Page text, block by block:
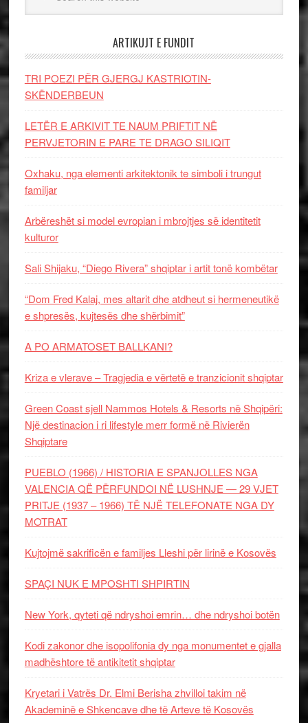
ARTIKUJT E FUNDIT
TRI POEZI PËR GJERGJ KASTRIOTIN-
SKËNDERBEUN
LETËR E ARKIVIT TE NAUM PRIFTIT NË
PERVJETORIN E PARE TE DRAGO SILIQIT
Oxhaku, nga elementi arkitektonik te simboli i trungut
familjar
Arbëreshët si model evropian i mbrojtjes së identitetit
kulturor
Sali Shijaku, “Diego Rivera” shqiptar i artit tonë kombëtar
“Dom Fred Kalaj, mes altarit dhe atdheut si hermeneutikë
e shpresës, kujtesës dhe shërbimit”
A PO ARMATOSET BALLKANI?
Kriza e vlerave – Tragjedia e vërtetë e tranzicionit shqiptar
Green Coast sjell Nammos Hotels & Resorts në Shqipëri:
Një destinacion i ri lifestyle merr formë në Rivierën
Shqiptare
PUEBLO (1966) / HISTORIA E SPANJOLLES NGA
VALENCIA QË PËRFUNDOI NË LUSHNJE — 29 VJET
PRITJE (1937 – 1966) TË NJË TELEFONATE NGA DY
MOTRAT
Kujtojmë sakrificën e familjes Lleshi për lirinë e Kosovës
SPAÇI NUK E MPOSHTI SHPIRTIN
New York, qyteti që ndryshoi emrin… dhe ndryshoi botën
Kodi zakonor dhe isopolifonia dy nga monumentet e gjalla
madhështore të antikitetit shqiptar
Kryetari i Vatrës Dr. Elmi Berisha zhvilloi takim në
Akademinë e Shkencave dhe të Arteve të Kosovës